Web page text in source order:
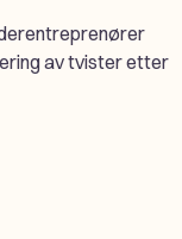
av tvister etter